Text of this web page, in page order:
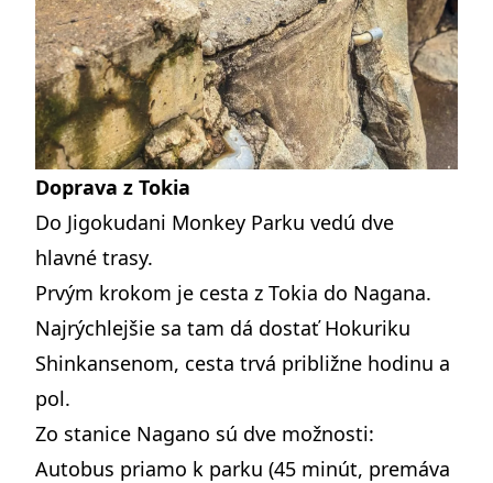
Doprava z Tokia
Do Jigokudani Monkey Parku vedú dve
hlavné trasy.
Prvým krokom je cesta z Tokia do Nagana.
Najrýchlejšie sa tam dá dostať Hokuriku
Shinkansenom, cesta trvá približne hodinu a
pol.
Zo stanice Nagano sú dve možnosti:
Autobus priamo k parku (45 minút, premáva